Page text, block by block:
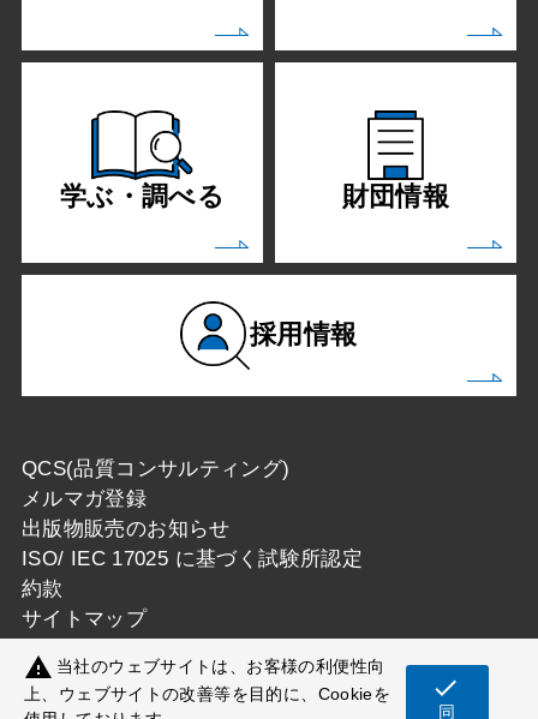
学ぶ・調べる 財団情報
採用情報
QCS(品質コンサルティング)
メルマガ登録
出版物販売のお知らせ
ISO/ IEC 17025 に基づく試験所認定
約款
サイトマップ
warning 当社のウェブサイトは、お客様の利便性向
上、ウェブサイトの改善等を目的に、Cookieを
check
同